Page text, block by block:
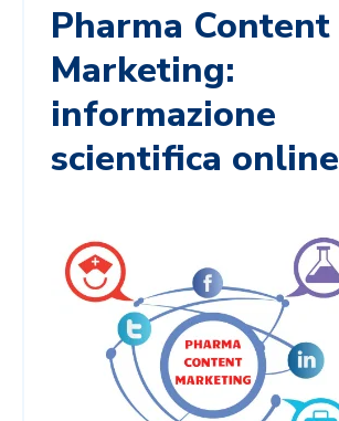
Pharma Content
Marketing:
informazione
scientifica online